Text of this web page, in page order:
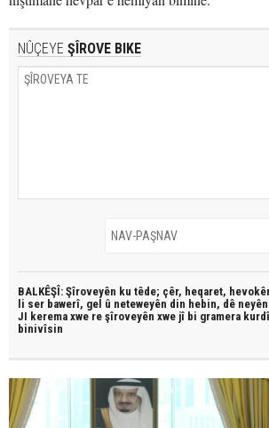
NÛÇEYE ŞÎROVE BIKE
BALKÊŞÎ: Şîroveyên ku têde; çêr, heqaret,
li ser bawerî, gel û neteweyên din hebin, dê
JI kerema xwe re şîroveyên xwe jî bi gramera kurdî
binivîsin